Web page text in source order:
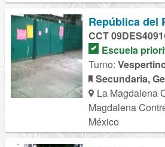
República del
CCT
Escuela
Turno:
Secundaria,
La Magdalena
Magdalena
México